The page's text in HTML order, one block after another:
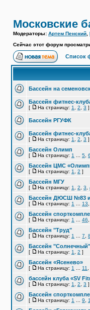
Московские
Модераторы: Артем Пенский
Сейчас этот форум
Список
Бассейн на
Бассейн фитнес-
[ На страницу: 1 2 3 ]
Бассейн РГУФК
Бассейн фитнес-
[ На страницу: 1 2 3 ]
Бассейн Олимп
[ На страницу: 1 5 6
Бассейн ЦМС
[ На страницу: 1 2 ]
Бассейн МГУ
[ На страницу: 1 2 3
Бассейн ДЮСШ №83
[ На страницу: 1 13
Бассейн
[ На страницу: 1 46
Бассейн "Труд"
[ На страницу: 1 7 8
Бассейн
[ На страницу: 1 2 ]
Бассейн «Ясенево»
[ На страницу: 1 11
бассейн клуба «SV
[ На страницу: 1 2 3 ]
Бассейн
[ На страницу: 1 9